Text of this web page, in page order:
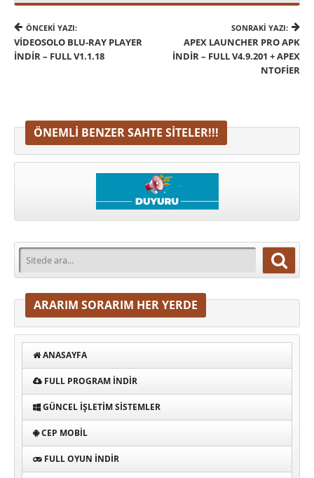
ÖNCEKI YAZI:
VIDEOSOLO BLU-RAY PLAYER
İNDIR – FULL V1.1.18
SONRAKI YAZI:
APEX LAUNCHER PRO APK
İNDIR – FULL V4.9.201 + APEX
NTOFIER
ÖNEMLI BENZER SAHTE SITELER!!!
ARARIM SORARIM HER YERDE
ANASAYFA
FULL PROGRAM INDIR
GÜNCEL İŞLETIM SISTEMLER
CEP MOBIL
FULL OYUN İNDIR